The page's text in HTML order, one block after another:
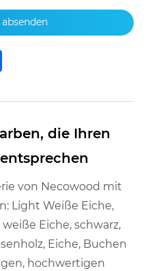
die Ihren
von Necowood mit
Light Weiße Eiche,
Eiche, schwarz,
Eiche, Buchen
hochwertigen